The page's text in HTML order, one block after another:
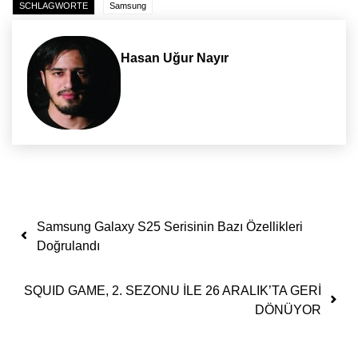
SCHLAGWORTE Samsung
Hasan Uğur Nayır
Yazı dolaşımı
Samsung Galaxy S25 Serisinin Bazı Özellikleri
Doğrulandı
SQUID GAME, 2. SEZONU İLE 26 ARALIK’TA GERİ
DÖNÜYOR